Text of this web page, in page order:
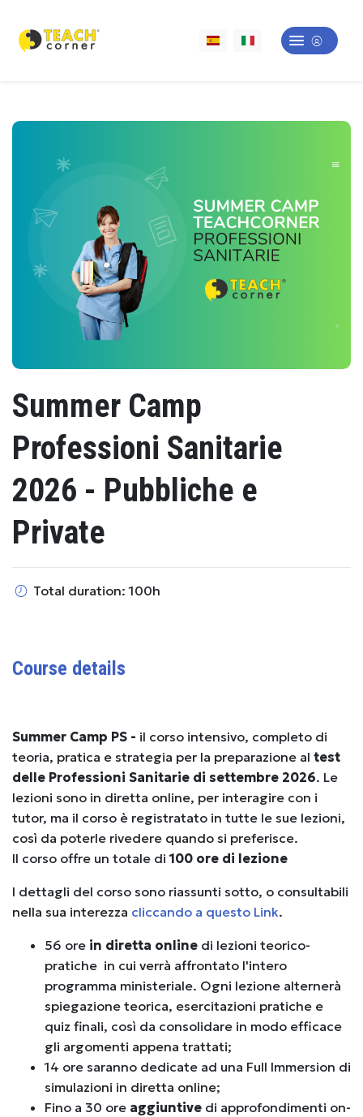
Summer Camp
Professioni Sanitarie
2026 - Pubbliche e
Private
Total duration: 100h
Course details
Summer Camp PS - il corso intensivo, completo di
teoria, pratica e strategia per la preparazione al test
delle Professioni Sanitarie di settembre 2026. Le
lezioni sono in diretta online, per interagire con i
tutor, ma il corso è registratato in tutte le sue lezioni,
così da poterle rivedere quando si preferisce.
Il corso offre un totale di 100 ore di lezione
I dettagli del corso sono riassunti sotto, o consultabili
nella sua interezza cliccando a questo Link.
56 ore in diretta online di lezioni teorico-
pratiche in cui verrà affrontato l'intero
programma ministeriale. Ogni lezione alternerà
spiegazione teorica, esercitazioni pratiche e
quiz finali, così da consolidare in modo efficace
gli argomenti appena trattati;
14 ore saranno dedicate ad una Full Immersion di
simulazioni in diretta online;
Fino a 30 ore aggiuntive di approfondimenti on-